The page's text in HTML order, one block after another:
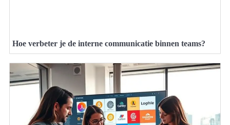
Hoe verbeter je de interne communicatie binnen teams?